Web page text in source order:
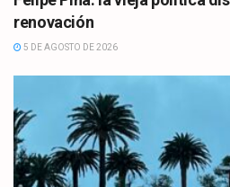
renovación
5 DE AGOSTO DE 2026